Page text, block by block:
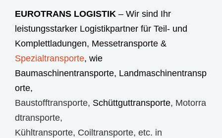
EUROTRANS LOGISTIK – Wir sind Ihr
leistungsstarker Logistikpartner für Teil- und
Komplettladungen, Messetransporte &
Spezialtransporte, wie
Baumaschinentransporte, Landmaschinentransp
orte,
Baustofftransporte, Schüttguttransporte, Motorra
dtransporte,
Kühltransporte, Coiltransporte, etc. in